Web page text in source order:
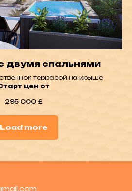
двумя спальнями
террасой на крыше
цен от
295 000 £
Load more